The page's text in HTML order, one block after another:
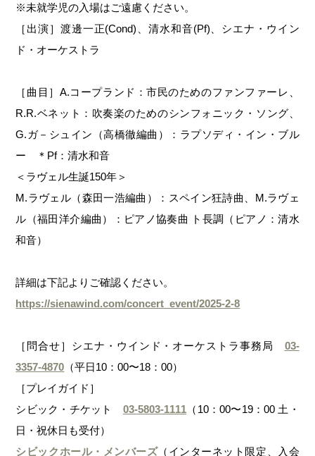
※未就学児の入場はご遠慮ください。
［出演］渡邊一正(Cond)、清水和音(Pf)、シエナ・ウイン
ド・オーケストラ
［曲目］A.コープランド：市民のためのファンファーレ、
R.R.ベネット：吹奏楽のためのシンフォニック・ソング、
G.ガ－シュイン（高橋徹編曲）：ラプソディ・イン・ブル
ー ＊Pf：清水和音
＜ラヴェル生誕150年＞
M.ラヴェル（森田一浩編曲）：スペイン狂詩曲、M.ラヴェ
ル（福田洋介編曲）：ピアノ協奏曲 ト長調（ピアノ：清水
和音）
詳細は下記よりご確認ください。
https://sienawind.com/concert_event/2025-2-8
［問合せ］シエナ・ウインド・オーケストラ事務局 03-
3357-4870 （平日10：00〜18：00）
［プレイガイド］
シビック・チケット 03-5803-1111 （10：00〜19：00 土・
日・祝休日も受付）
シビックホール・メンバーズ（インターネット限定、入会